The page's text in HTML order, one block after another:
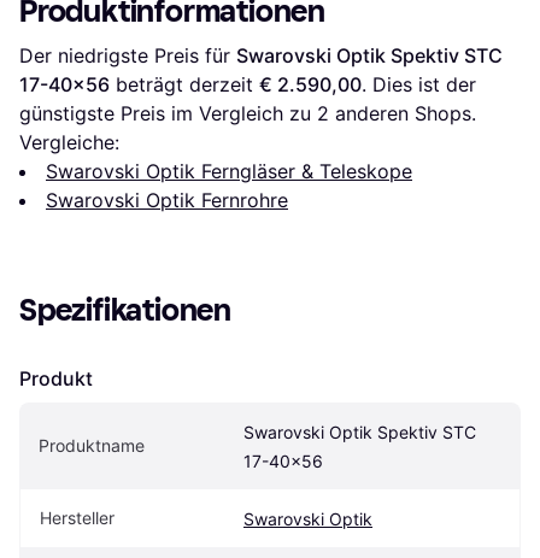
Produktinformationen
Der niedrigste Preis für Swarovski Optik Spektiv STC
17-40x56 beträgt derzeit € 2.590,00. Dies ist der
günstigste Preis im Vergleich zu 2 anderen Shops.
Vergleiche:
Swarovski Optik Ferngläser & Teleskope
Swarovski Optik Fernrohre
Spezifikationen
Produkt
Produktname
Swarovski Optik Spektiv STC
17-40x56
Hersteller Swarovski Optik